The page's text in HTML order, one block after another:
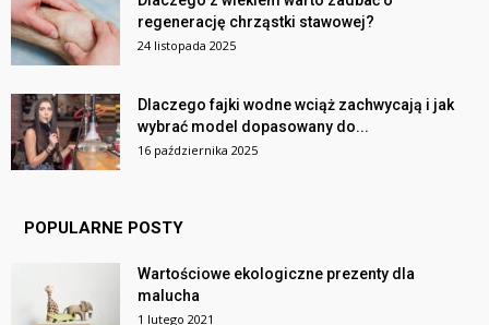
regenerację chrząstki stawowej?
24 listopada 2025
Dlaczego fajki wodne wciąż zachwycają i jak
wybrać model dopasowany do...
16 października 2025
POPULARNE POSTY
Wartościowe ekologiczne prezenty dla
malucha
1 lutego 2021